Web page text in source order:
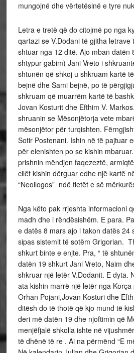
mungojnë dhe vërtetësinë e tyre
Letra e tretë që do citojmë po nga
qartazi se V.Dodani të gjitha letrave
shtuar nga 12 ditë. Ajo mban datën
shtypur gabim) Jani Vreto i
shtunën që shkoj u shkruam kartë
bejnë dhe Sami bejnë, po të
shkruam që muarrëm kartë të
Jovan Kosturit dhe Efthim V.
shruanin se Mësonjëtorja vete
mësonjëtor për turqishten.
Sotir Postenani. Ishin në të pajtuar
për elenishten po se kishin
prishnin mëndjen faqezeztë,
cilët kishin dërguar edhe një kartë
“Neollogos” ndë fletët e së
Nga këto pak rrjeshta informacioni
madh dhe i rëndësishëm. E para.
e datës 8 mars ajo i takon datës 24
sipas sistemit të sotëm Grigorian.
shkurt binte e enjte. Pra, “ të
datën 19 shkurt Jani Vreto, Naim
shkruar një letër V.Dodanit. E dyta.
ata kishin marrë një letër nga
Orhan Pojani,Jovan Kosturi dhe
ditësh do të thotë që kjo mund të
deri më datën 19 dhe njoftimin që
menjëfjalë shkolla ishte në
të dhënë të re . Ai na përmënd “E